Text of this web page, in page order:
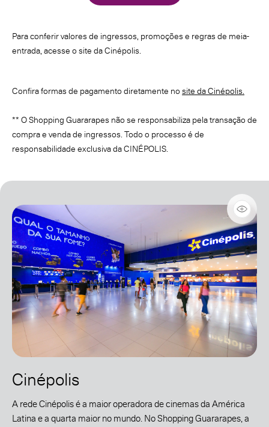
Para conferir valores de ingressos, promoções e regras de meia-
entrada, acesse o site da Cinépolis.
Confira formas de pagamento diretamente no site da Cinépolis.
** O Shopping Guararapes não se responsabiliza pela transação de
compra e venda de ingressos. Todo o processo é de
responsabilidade exclusiva da CINÉPOLIS.
Cinépolis
A rede Cinépolis é a maior operadora de cinemas da América
Latina e a quarta maior no mundo. No Shopping Guararapes, a